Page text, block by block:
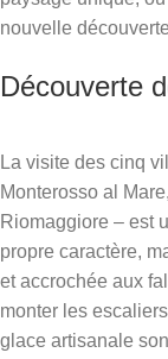
nouvelle
Découverte
La visite des cinq
Monterosso al
Riomaggiore – est
propre caractère,
et accrochée aux
monter les
glace artisanale